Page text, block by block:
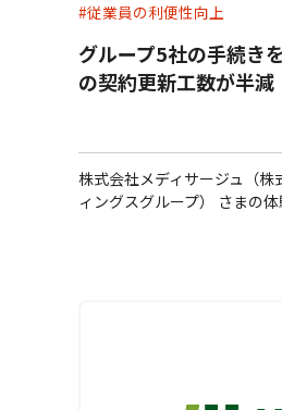
#従業員の利便性向上
グループ5社の手続き
の契約更新工数が半減
株式会社メディサージュ（
ィングスグループ） さまの